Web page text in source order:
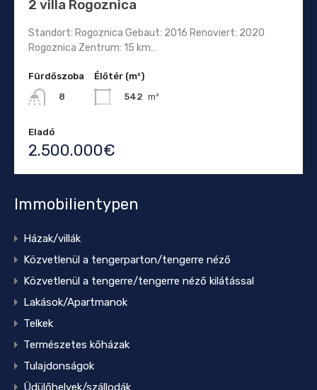
2 villa Rogoznica
Standort: Rogoznica Gebaut: 2016 Renoviert: 2020
Rogoznica Zentrum: 15 km…
Fürdőszoba
8
Élőtér (m²)
542 m²
Eladó
2.500.000€
Immobilientypen
Házak/villák
Közvetlenül a tengerparton/tengerre néző
Közvetlenül a tengerre/tengerre néző kilátással
Lakások/Apartmanok
Telkek
Természetes kőházak
Tulajdonságok
Üdülőhelyek/szállodák